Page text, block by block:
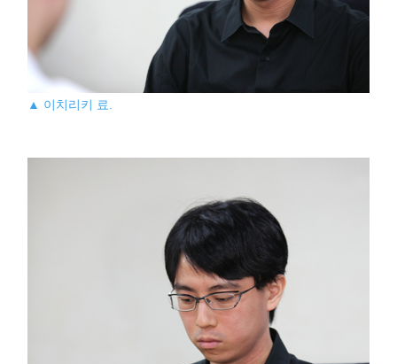
▲ 이치리키 료.